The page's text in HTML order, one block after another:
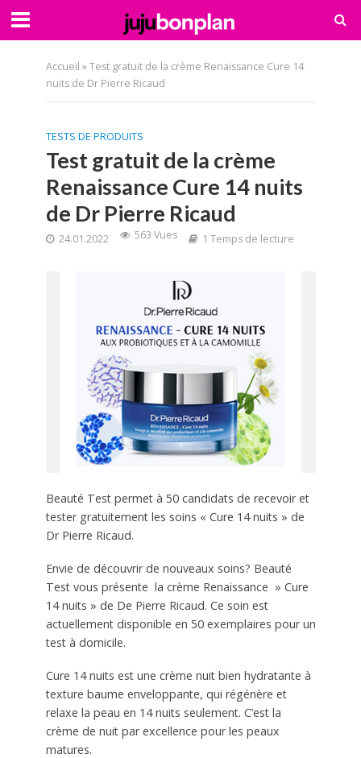
Accueil »Test gratuit de la crème Renaissance Cure 14
nuits de Dr Pierre Ricaud
TESTS DE PRODUITS
Test gratuit de la crème
Renaissance Cure 14 nuits
de Dr Pierre Ricaud
24.01.2022 563 Vues 1 Temps de lecture
Beauté Test permet à 50 candidats de recevoir et
tester gratuitement les soins « Cure 14 nuits » de
Dr Pierre Ricaud.
Envie de découvrir de nouveaux soins? Beauté
Test vous présente la crème Renaissance » Cure
14 nuits » de De Pierre Ricaud. Ce soin est
actuellement disponible en 50 exemplaires pour un
test à domicile.
Cure 14 nuits est une crème nuit bien hydratante à
texture baume enveloppante, qui régénère et
relaxe la peau en 14 nuits seulement. C’est la
crème de nuit par excellence pour les peaux
matures.